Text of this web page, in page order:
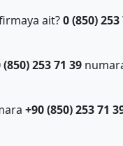
ait?0 (850) 253
(850) 253 71 39
+90 (850) 253 71